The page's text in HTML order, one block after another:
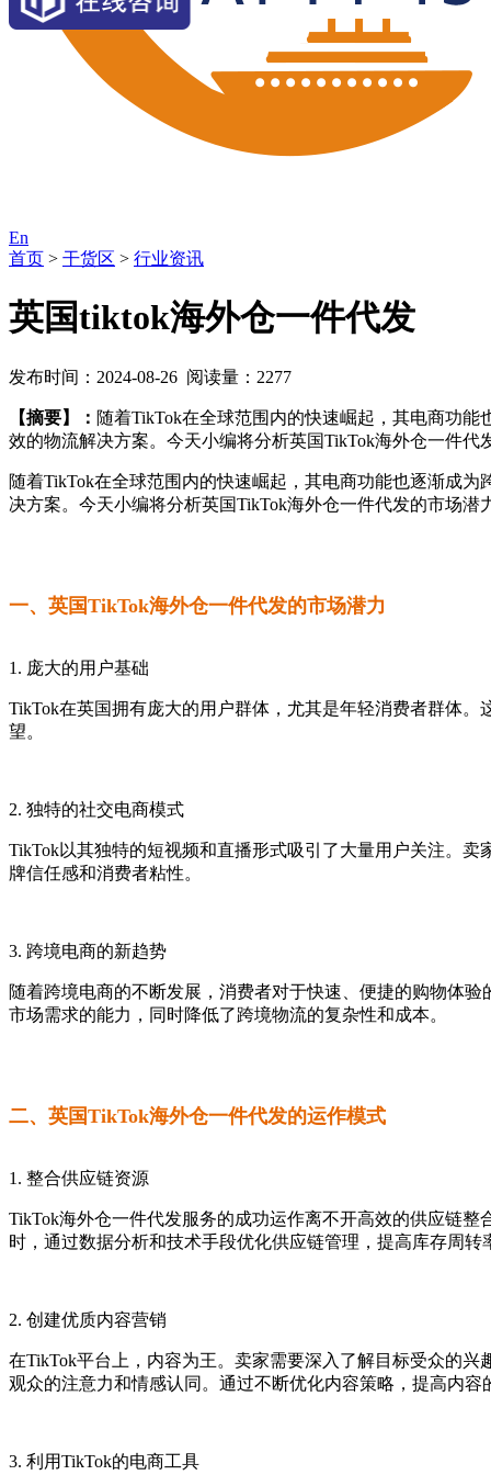
En
首页 > 干货区 > 行业资讯
英国tiktok海外仓一件代发
发布时间：2024-08-26 阅读量：2277
【摘要】： 随着TikTok在全球范围内的快速崛起，其电商功
效的物流解决方案。今天小编将分析英国TikTok海外仓一件
随着TikTok在全球范围内的快速崛起，其电商功能也逐渐成
决方案。今天小编将分析英国TikTok海外仓一件代发的市场
一、英国TikTok海外仓一件代发的市场潜力
1. 庞大的用户基础
TikTok在英国拥有庞大的用户群体，尤其是年轻消费者群体
望。
2. 独特的社交电商模式
TikTok以其独特的短视频和直播形式吸引了大量用户关注。
牌信任感和消费者粘性。
3. 跨境电商的新趋势
随着跨境电商的不断发展，消费者对于快速、便捷的购物体
市场需求的能力，同时降低了跨境物流的复杂性和成本。
二、英国TikTok海外仓一件代发的运作模式
1. 整合供应链资源
TikTok海外仓一件代发服务的成功运作离不开高效的供应链
时，通过数据分析和技术手段优化供应链管理，提高库存周转
2. 创建优质内容营销
在TikTok平台上，内容为王。卖家需要深入了解目标受众的
观众的注意力和情感认同。通过不断优化内容策略，提高内
3. 利用TikTok的电商工具